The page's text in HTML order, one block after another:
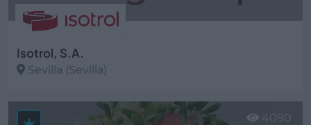
Isotrol, S.A.
Sevilla (Sevilla)
Ver más
4090